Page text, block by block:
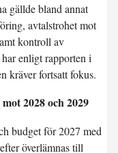
gällde bland annat
avtalstrohet mot
kontroll av
enligt rapporten i
kräver fortsatt fokus.
2028 och 2029
budget för 2027 med
överlämnas till